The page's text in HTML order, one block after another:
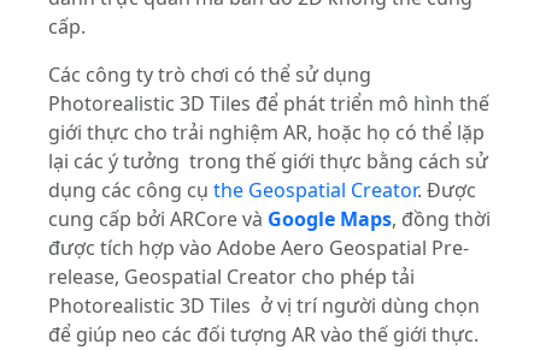
cấp.
Các công ty trò chơi có thể sử dụng
Photorealistic 3D Tiles để phát triển mô hình thế
giới thực cho trải nghiệm AR, hoặc họ có thể lặp
lại các ý tưởng trong thế giới thực bằng cách sử
dụng các công cụthe Geospatial Creator. Được
cung cấp bởi ARCore và Google Maps, đồng thời
được tích hợp vào Adobe Aero Geospatial Pre-
release, Geospatial Creator cho phép tải
Photorealistic 3D Tiles ở vị trí người dùng chọn
để giúp neo các đối tượng AR vào thế giới thực.